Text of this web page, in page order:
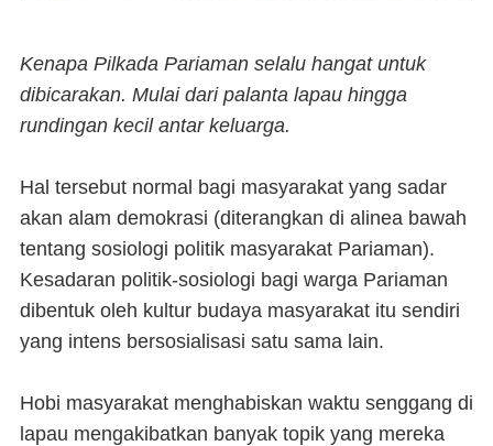
Kenapa Pilkada Pariaman selalu hangat untuk
dibicarakan. Mulai dari palanta lapau hingga
rundingan kecil antar keluarga.
Hal tersebut normal bagi masyarakat yang sadar
akan alam demokrasi (diterangkan di alinea bawah
tentang sosiologi politik masyarakat Pariaman).
Kesadaran politik-sosiologi bagi warga Pariaman
dibentuk oleh kultur budaya masyarakat itu sendiri
yang intens bersosialisasi satu sama lain.
Hobi masyarakat menghabiskan waktu senggang di
lapau mengakibatkan banyak topik yang mereka